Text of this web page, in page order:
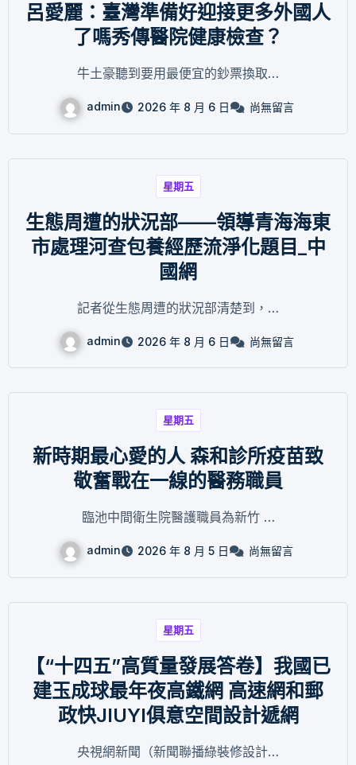
呂愛麗：臺灣準備好迎接更多外國人
了嗎秀傳醫院健康檢查？
牛土豪聽到要用最便宜的鈔票換取…
admin 2026 年 8 月 6 日 尚無留言
星期五
生態周遭的狀況部——領導青海海東
市處理河查包養經歷流淨化題目_中
國網
記者從生態周遭的狀況部清楚到，…
admin 2026 年 8 月 6 日 尚無留言
星期五
新時期最心愛的人 森和診所疫苗致
敬奮戰在一線的醫務職員
臨池中間衛生院醫護職員為新竹 …
admin 2026 年 8 月 5 日 尚無留言
星期五
【“十四五”高質量發展答卷】我國已
建玉成球最年夜高鐵網 高速網和郵
政快JIUYI俱意空間設計遞網
央視網新聞（新聞聯播綠裝修設計…